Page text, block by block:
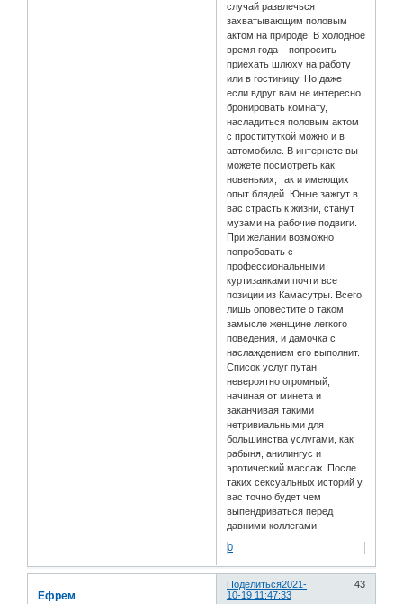
случай развлечься
захватывающим половым
актом на природе. В холодное
время года – попросить
приехать шлюху на работу
или в гостиницу. Но даже
если вдруг вам не интересно
бронировать комнату,
насладиться половым актом
с проституткой можно и в
автомобиле. В интернете вы
можете посмотреть как
новеньких, так и имеющих
опыт блядей. Юные зажгут в
вас страсть к жизни, станут
музами на рабочие подвиги.
При желании возможно
попробовать с
профессиональными
куртизанками почти все
позиции из Камасутры. Всего
лишь оповестите о таком
замысле женщине легкого
поведения, и дамочка с
наслаждением его выполнит.
Список услуг путан
невероятно огромный,
начиная от минета и
заканчивая такими
нетривиальными для
большинства услугами, как
рабыня, анилингус и
эротический массаж. После
таких сексуальных историй у
вас точно будет чем
выпендриваться перед
давними коллегами.
0
Поделиться 43
2021-
10-19 11:47:33
Ефрем